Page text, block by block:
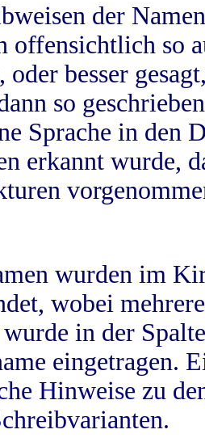
der
offensichtlich so
oder besser
so
Sprache in
erkannt wurde,
wurden im
wobei
in der
eingetragen.
Hinweise zu